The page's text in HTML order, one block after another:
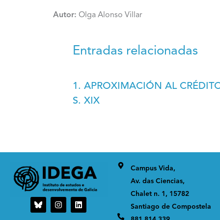
Autor: Olga Alonso Villar
Entradas relacionadas
1. APROXIMACIÓN AL
S. XIX
I
n
L
i
Campus Vida,
Av. das Ciencias,
Chalet n. 1, 15782
Santiago de Compostela